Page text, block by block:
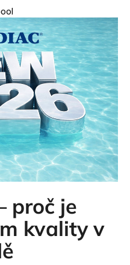
proč je
kvality v